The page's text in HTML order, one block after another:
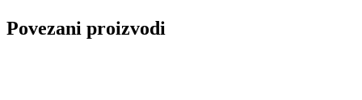
Povezani proizvodi